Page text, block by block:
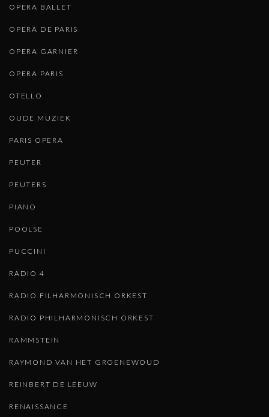
OPERA BALLET
OPERA DE PARIS
OPERA GARNIER
OPERA PARIS
OTELLO
OUDE MUZIEK
PARIS OPERA
PEUTER
PEUTERS
PIANO
POOLSE
PUCCINI
RADIO 4
RADIO FILHARMONISCH ORKEST
RADIO PHILHARMONISCH ORKEST
RAMMSTEIN
RAYMOND VAN HET GROENEWOUD
REINBERT DE LEEUW
RENAISSANCE